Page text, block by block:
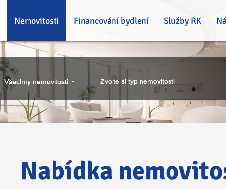
Nemovitosti Financování bydlení Služby RK
Všechny nemovitosti Zvolte si typ nemovitosti
Nabídka